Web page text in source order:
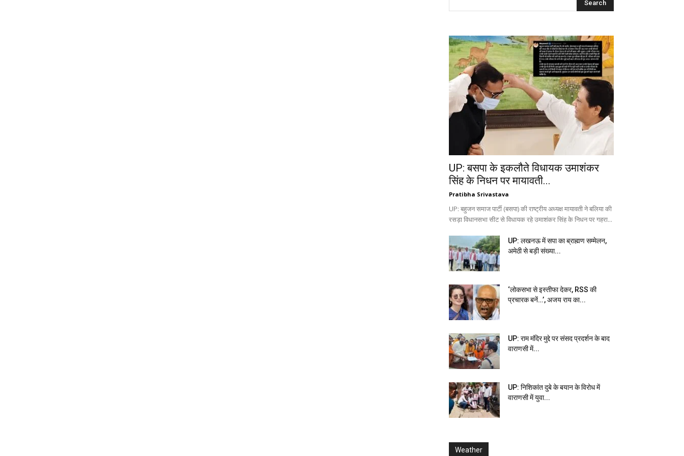
UP: बसपा के इकलौते विधायक उमाशंकर
सिंह के निधन पर मायावती...
Pratibha Srivastava
UP: बहुजन समाज पार्टी (बसपा) की राष्ट्रीय अध्यक्ष मायावती ने बलिया की
रसड़ा विधानसभा सीट से विधायक रहे उमाशंकर सिंह के निधन पर गहरा...
UP: लखनऊ में सपा का ब्राह्मण सम्मेलन,
अमेठी से बड़ी संख्या...
‘लोकसभा से इस्तीफा देकर, RSS की
प्रचारक बनें…’, अजय राय का...
UP: राम मंदिर मुद्दे पर संसद प्रदर्शन के बाद
वाराणसी में...
UP: निशिकांत दुबे के बयान के विरोध में
वाराणसी में युवा...
Weather